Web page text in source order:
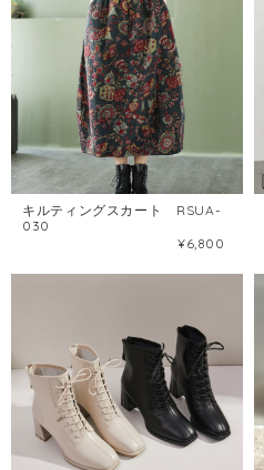
キルティングスカート RSUA-
030
¥6,800